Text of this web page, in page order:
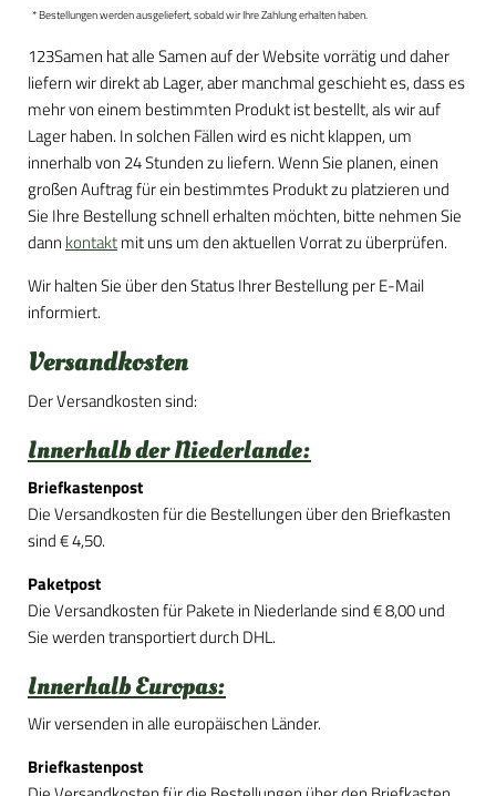
* Bestellungen werden ausgeliefert, sobald wir Ihre Zahlung erhalten haben.
123Samen hat alle Samen auf der Website vorrätig und daher
liefern wir direkt ab Lager, aber manchmal geschieht es, dass es
mehr von einem bestimmten Produkt ist bestellt, als wir auf
Lager haben. In solchen Fällen wird es nicht klappen, um
innerhalb von 24 Stunden zu liefern. Wenn Sie planen, einen
großen Auftrag für ein bestimmtes Produkt zu platzieren und
Sie Ihre Bestellung schnell erhalten möchten, bitte nehmen Sie
dann kontaktmit uns um den aktuellen Vorrat zu überprüfen.
Wir halten Sie über den Status Ihrer Bestellung per E-Mail
informiert.
Versandkosten
Der Versandkosten sind:
Innerhalb der Niederlande:
Briefkastenpost
Die Versandkosten für die Bestellungen über den Briefkasten
sind € 4,50.
Paketpost
Die Versandkosten für Pakete in Niederlande sind € 8,00 und
Sie werden transportiert durch DHL.
Innerhalb Europas:
Wir versenden in alle europäischen Länder.
Briefkastenpost